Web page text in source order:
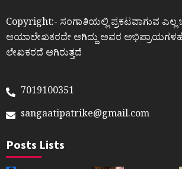
Copyright:- ಸಂಗಾತಿಯಲ್ಲಿ ಪ್ರಕಟವಾಗುವ ಎಲ್ಲ
ಆಯಾಲೇಖಕರದೇ ಆಗಿದ್ದು ಅವರ
ಲೇಖಕರದೆ ಆಗಿರುತ್ತದೆ
7019100351
sangaatipatrike@gmail.com
Posts Lists